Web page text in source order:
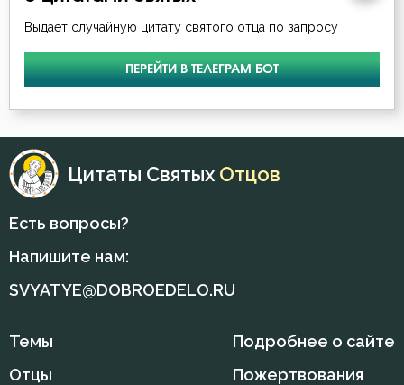
Выдает случайную цитату святого отца по запросу
ПЕРЕЙТИ В ТЕЛЕГРАМ БОТ
Цитаты Святых Отцов
Есть вопросы?
Напишите нам:
SVYATYE@DOBROEDELO.RU
Темы
Отцы
Подробнее о сайте
Пожертвования